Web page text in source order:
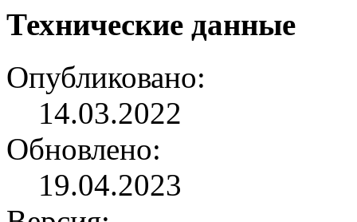
Технические данные
Опубликовано:
14.03.2022
Обновлено:
19.04.2023